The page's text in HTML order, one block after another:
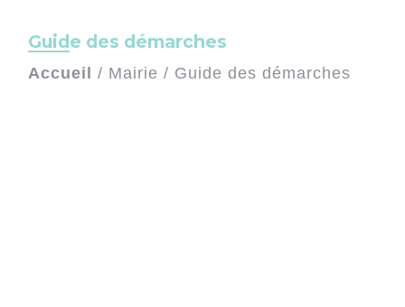
Guide des démarches
Accueil / Mairie / Guide des démarches